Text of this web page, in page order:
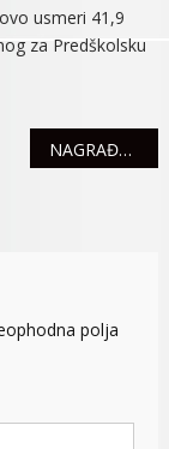
usmeri 41,9
za Predškolsku
NAGRAĐENI NAJUSPEŠNIJI GIMNAZIJALCI
polja